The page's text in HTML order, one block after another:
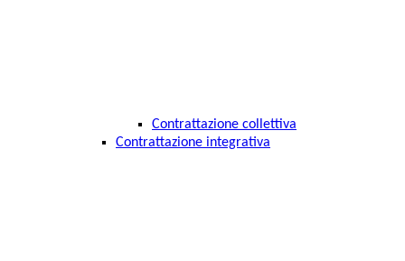
Contrattazione collettiva
Contrattazione integrativa